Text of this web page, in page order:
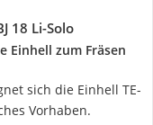
18 Li-Solo
Einhell zum Fräsen
sich die Einhell TE-
Vorhaben.